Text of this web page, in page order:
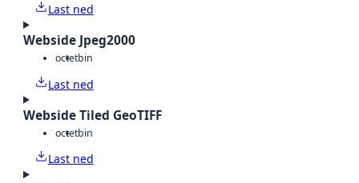
Last ned
Webside Jpeg2000
octetbin
Last ned
Webside Tiled GeoTIFF
octetbin
Last ned